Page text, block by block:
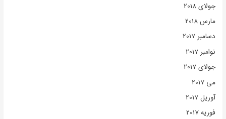
جولای 2018
مارس 2018
دسامبر 2017
نوامبر 2017
جولای 2017
می 2017
آوریل 2017
فوریه 2017